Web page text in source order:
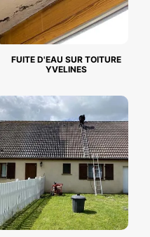
FUITE D'EAU SUR TOITURE
YVELINES